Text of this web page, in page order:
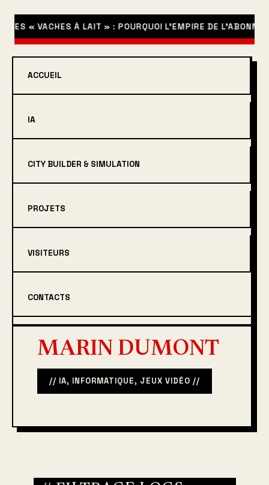
« VACHES À LAIT » : POURQUOI L’EMPIRE DE
ACCUEIL
IA
CITY BUILDER & SIMULATION
PROJETS
VISITEURS
CONTACTS
MARIN DUMONT
// IA, INFORMATIQUE, JEUX VIDÉO //